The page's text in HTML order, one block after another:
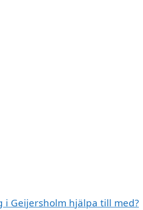
Geijersholm hjälpa till med?